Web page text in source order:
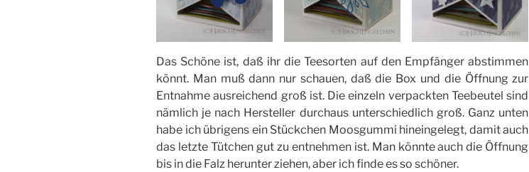
Das Schöne ist, daß ihr die Teesorten auf den Empfänger abstimmen
könnt. Man muß dann nur schauen, daß die Box und die Öffnung zur
Entnahme ausreichend groß ist. Die einzeln verpackten Teebeutel sind
nämlich je nach Hersteller durchaus unterschiedlich groß. Ganz unten
habe ich übrigens ein Stückchen Moosgummi hineingelegt, damit auch
das letzte Tütchen gut zu entnehmen ist. Man könnte auch die Öffnung
bis in die Falz herunter ziehen, aber ich finde es so schöner.